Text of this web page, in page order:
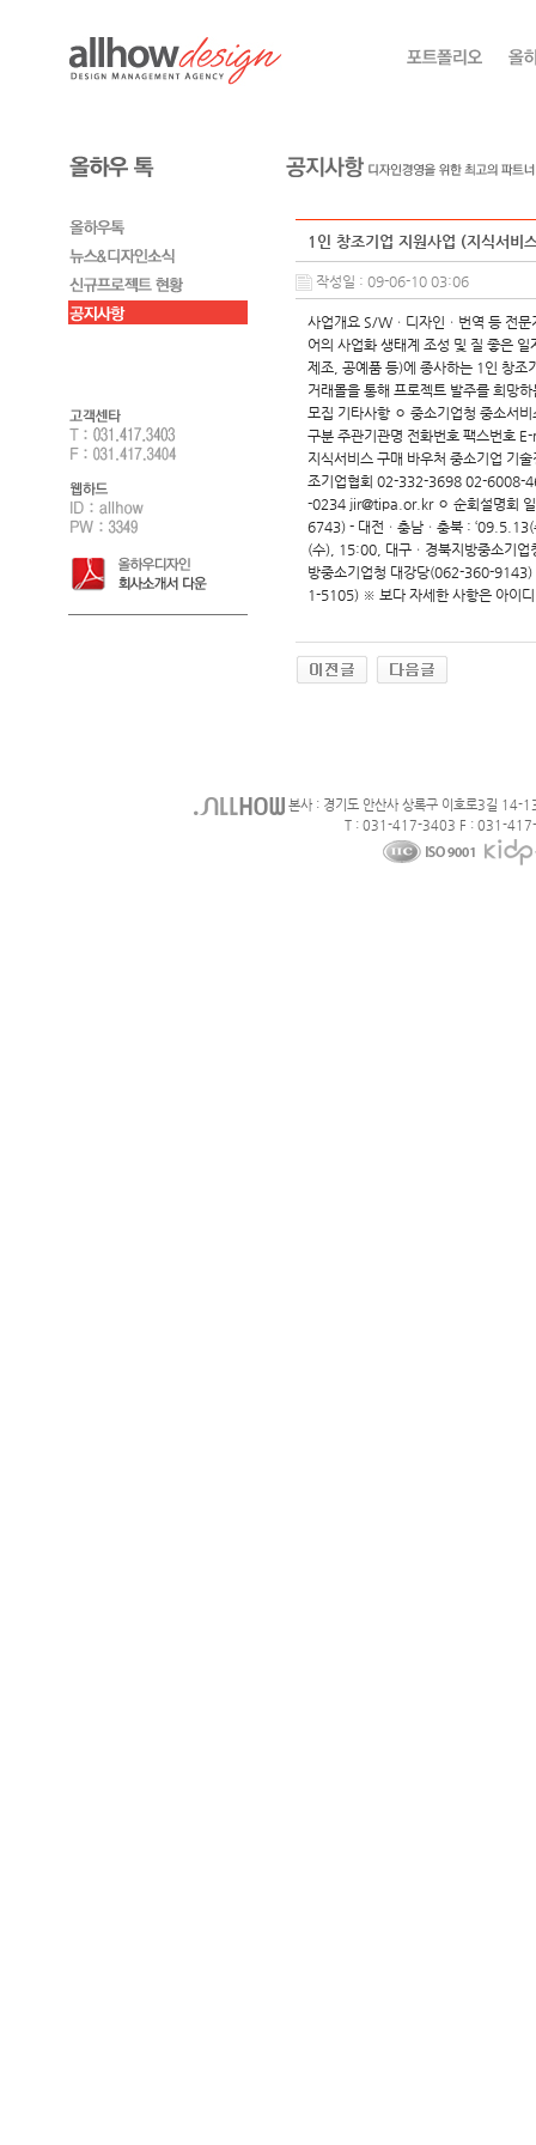
1인 창조기업 지원사업 (지식서비
작성일 : 09-06-10 03:06
사업개요 S/Wㆍ디자인ㆍ번역 등 전
어의 사업화 생태계 조성 및 질 좋은
제조, 공예품 등)에 종사하는 1인 창조
거래몰을 통해 프로젝트 발주를 희망
모집 기타사항 ㅇ 중소기업청 중소서
구분 주관기관명 전화번호 팩스번호
지식서비스 구매 바우처 중소기업
조기업협회 02-332-3698 02-6008-
-0234 jir@tipa.or.kr ㅇ 순회설명회
6743) - 대전ㆍ충남ㆍ충북 :
(수), 15:00, 대구ㆍ경북지방중소기
방중소기업청 대강당(062-360-
1-5105) ※ 보다 자세한 사항은 아
본사 : 경기도 안산사 상록구 이호로3길 14-
T : 031-417-3403 F : 031-